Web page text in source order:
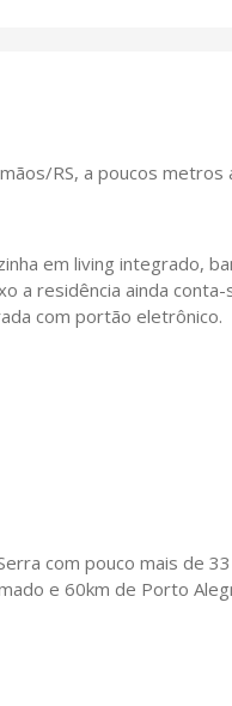
RS, a poucos
em living integrado,
a residência ainda
com portão eletrônico.
com pouco mais de
e 60km de Porto